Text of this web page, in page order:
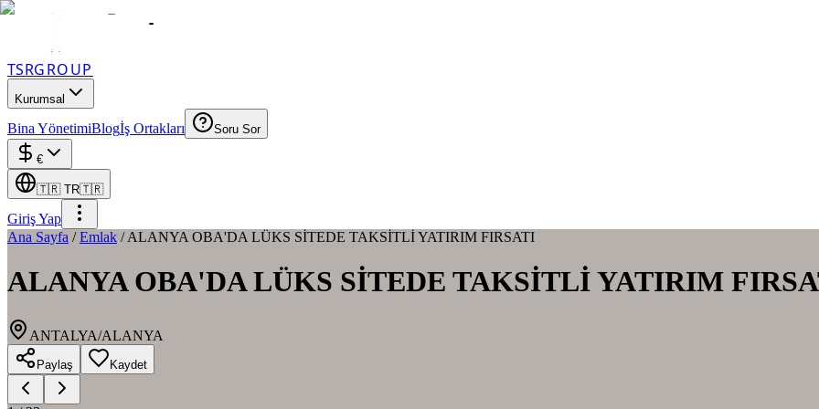
TSRGROUP
Kurumsal
Bina YönetimiBlogİş Ortakları Soru Sor
€
🇹🇷 TR🇹🇷
Giriş Yap
Ana Sayfa /Emlak /ALANYA OBA'DA LÜKS SİTEDE TAKSİTLİ YATIRIM FIRSATI
ALANYA OBA'DA LÜKS SİTEDE TAKSİTLİ YATIRIM
ANTALYA/ALANYA
Paylaş Kaydet